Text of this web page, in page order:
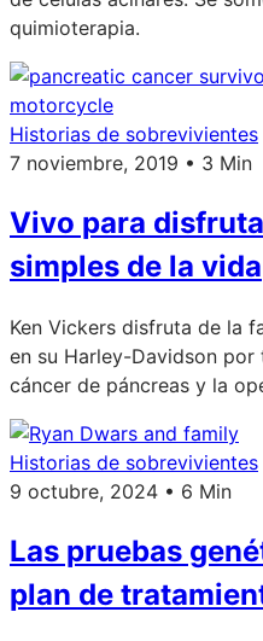
quimioterapia.
Historias de sobrevivientes
7 noviembre, 2019 • 3 Min
Vivo para
simples de la vida
Ken Vickers disfruta de la
en su Harley-Davidson
cáncer de páncreas y la
Historias de sobrevivientes
9 octubre, 2024 • 6 Min
Las pruebas
plan de